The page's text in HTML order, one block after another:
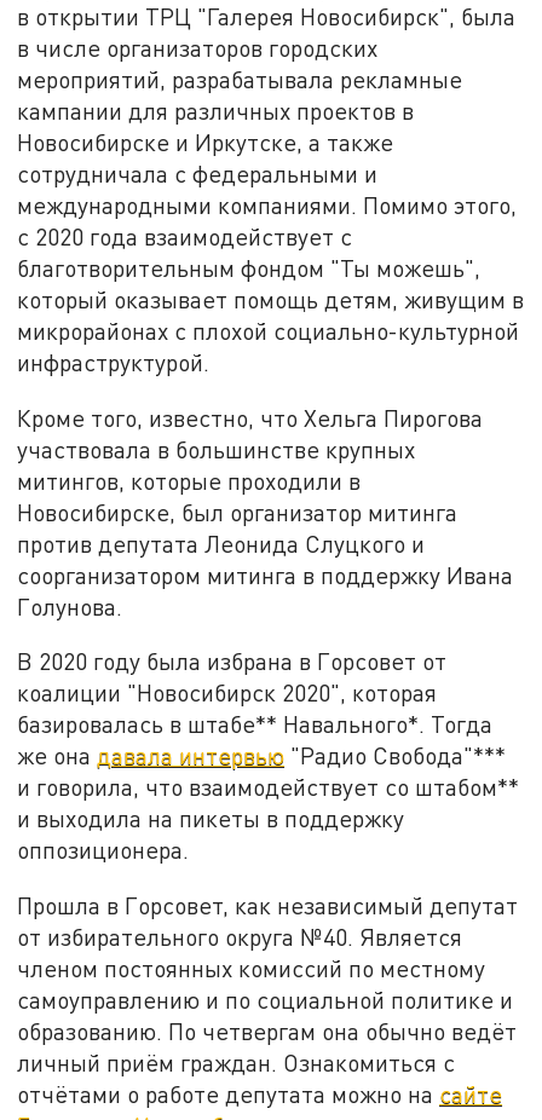
в открытии ТРЦ "Галерея Новосибирск", была
в числе организаторов городских
мероприятий, разрабатывала рекламные
кампании для различных проектов в
Новосибирске и Иркутске, а также
сотрудничала с федеральными и
международными компаниями. Помимо этого,
с 2020 года взаимодействует с
благотворительным фондом "Ты можешь",
который оказывает помощь детям, живущим в
микрорайонах с плохой социально-культурной
инфраструктурой.
Кроме того, известно, что Хельга Пирогова
участвовала в большинстве крупных
митингов, которые проходили в
Новосибирске, был организатор митинга
против депутата Леонида Слуцкого и
соорганизатором митинга в поддержку Ивана
Голунова.
В 2020 году была избрана в Горсовет от
коалиции "Новосибирск 2020", которая
базировалась в штабе** Навального*. Тогда
же она давала интервью "Радио Свобода"***
и говорила, что взаимодействует со штабом**
и выходила на пикеты в поддержку
оппозиционера.
Прошла в Горсовет, как независимый депутат
от избирательного округа №40. Является
членом постоянных комиссий по местному
самоуправлению и по социальной политике и
образованию. По четвергам она обычно ведёт
личный приём граждан. Ознакомиться с
отчётами о работе депутата можно на сайте